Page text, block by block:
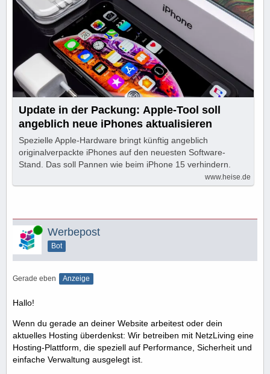
Update in der Packung: Apple-Tool soll
angeblich neue iPhones aktualisieren
Spezielle Apple-Hardware bringt künftig angeblich
originalverpackte iPhones auf den neuesten Software-
Stand. Das soll Pannen wie beim iPhone 15 verhindern.
www.heise.de
Online Werbepost
Bot
Gerade eben Anzeige
Hallo!
Wenn du gerade an deiner Website arbeitest oder dein
aktuelles Hosting überdenkst: Wir betreiben mit NetzLiving eine
Hosting-Plattform, die speziell auf Performance, Sicherheit und
einfache Verwaltung ausgelegt ist.